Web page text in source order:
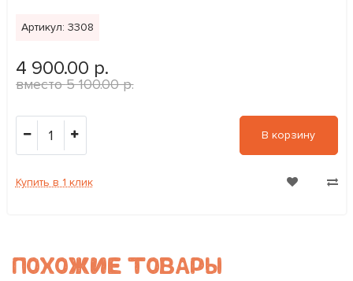
Артикул: 3308
4 900.00 р.
5 100.00 р.
1 В корзину
Купить в 1 клик
ПОХОЖИЕ ТОВАРЫ